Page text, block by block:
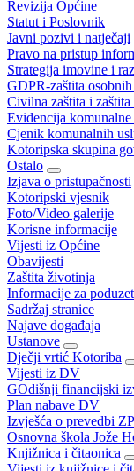
Revizija Općine
Statut i Poslovnik
Javni pozivi i natječaji
Pravo na pristup
Strategija imovine i
GDPR-zaštita osobnih
Civilna zaštita i zaštita
Evidencija
Cjenik komunalnih
Kotoripska skupina
Ostalo
Izjava o pristupačnosti
Kotoripski vjesnik
Foto/Video galerije
Korisne informacije
Vijesti iz Općine
Obavijesti
Zaštita životinja
Informacije za
Sadržaj stranice
Najave događaja
Ustanove
Dječji vrtić Kotoriba
Vijesti iz DV
GOdišnji financijski
Plan nabave DV
Izvješća o prevedbi
Osnovna škola Jože
Knjižnica i čitaonica